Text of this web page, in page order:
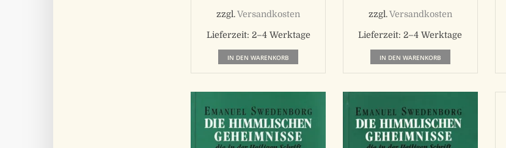
zzgl.Versandkosten
Lieferzeit: 2–4 Werktage
IN DEN WARENKORB
zzgl.Versandkosten
Lieferzeit:2–4 Werktage
IN DEN WARENKORB